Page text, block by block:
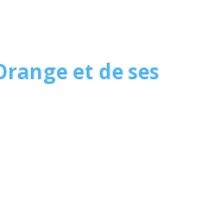
et de ses